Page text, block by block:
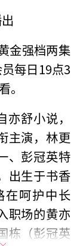
金强档两集
每日19点3
。
舒小说，
主演，林更
、彭冠英特
出生于书香
在呵护中长
职场的黄亦
栋（彭冠英